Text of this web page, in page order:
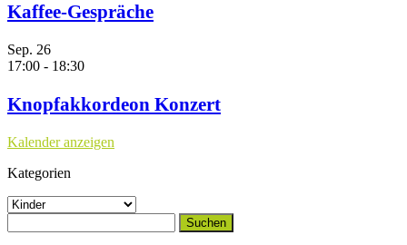
Kaffee-Gespräche
Sep. 26
17:00 - 18:30
Knopfakkordeon Konzert
Kalender anzeigen
Kategorien
Kategorien
nach: